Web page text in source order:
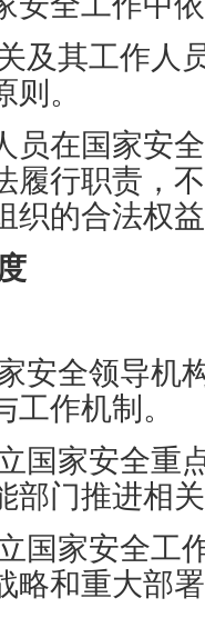
及其工作人
。
在国家安
履行职责，
织的合法权
安全领导机
作机制。
国家安全重
部门推进相
国家安全工
略和重大部